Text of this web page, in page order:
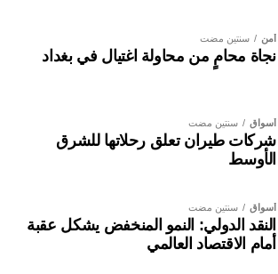
أمن سنتين مضت
نجاة محامٍ من محاولة اغتيال في بغداد
أسواق سنتين مضت
شركات طيران تعلق رحلاتها للشرق
الأوسط
أسواق سنتين مضت
النقد الدولي: النمو المنخفض يشكل عقبة
أمام الاقتصاد العالمي